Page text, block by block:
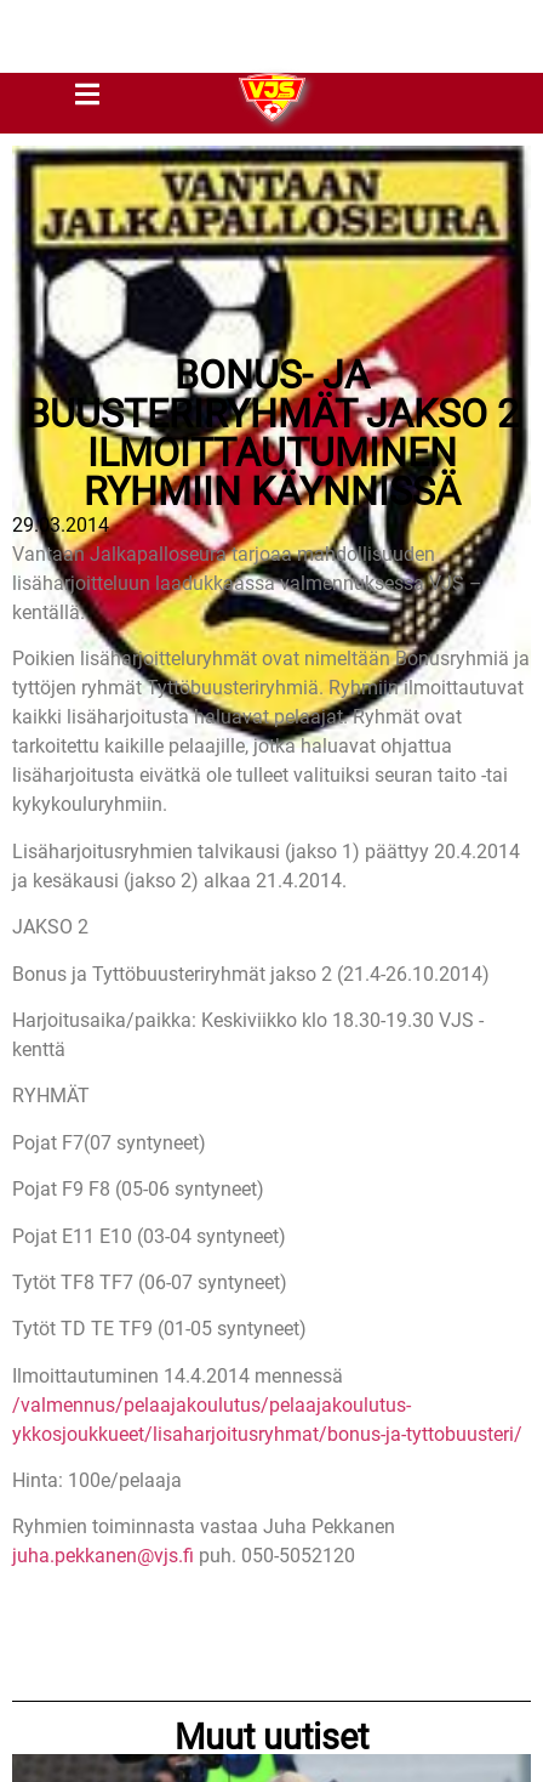
BONUS- JA
BUUSTERIRYHMÄT JAKSO 2
ILMOITTAUTUMINEN
RYHMIIN KÄYNNISSÄ
29.03.2014
Vantaan Jalkapalloseura tarjoaa mahdollisuuden
lisäharjoitteluun laadukkaassa valmennuksessa VJS –
kentällä.
Poikien lisäharjoitteluryhmät ovat nimeltään Bonusryhmiä ja
tyttöjen ryhmät Tyttöbuusteriryhmiä. Ryhmiin ilmoittautuvat
kaikki lisäharjoitusta haluavat pelaajat. Ryhmät ovat
tarkoitettu kaikille pelaajille, jotka haluavat ohjattua
lisäharjoitusta eivätkä ole tulleet valituiksi seuran taito -tai
kykykouluryhmiin.
Lisäharjoitusryhmien talvikausi (jakso 1) päättyy 20.4.2014
ja kesäkausi (jakso 2) alkaa 21.4.2014.
JAKSO 2
Bonus ja Tyttöbuusteriryhmät jakso 2 (21.4-26.10.2014)
Harjoitusaika/paikka: Keskiviikko klo 18.30-19.30 VJS -
kenttä
RYHMÄT
Pojat F7(07 syntyneet)
Pojat F9 F8 (05-06 syntyneet)
Pojat E11 E10 (03-04 syntyneet)
Tytöt TF8 TF7 (06-07 syntyneet)
Tytöt TD TE TF9 (01-05 syntyneet)
Ilmoittautuminen 14.4.2014 mennessä
/valmennus/pelaajakoulutus/pelaajakoulutus-
ykkosjoukkueet/lisaharjoitusryhmat/bonus-ja-tyttobuusteri/
Hinta: 100e/pelaaja
Ryhmien toiminnasta vastaa Juha Pekkanen
juha.pekkanen@vjs.fi puh. 050-5052120
Muut uutiset